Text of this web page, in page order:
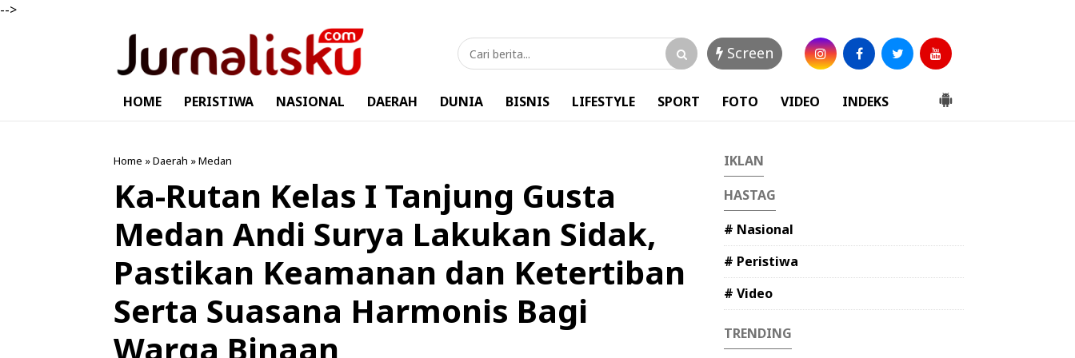
-->
Screen
HOME PERISTIWA NASIONAL DAERAH DUNIA BISNIS LIFESTYLE SPORT FOTO VIDEO INDEKS
Home »Daerah »Medan
Ka-Rutan Kelas I Tanjung Gusta
Medan Andi Surya Lakukan Sidak,
Pastikan Keamanan dan Ketertiban
Serta Suasana Harmonis Bagi
Warga Binaan
IKLAN
HASTAG
# Nasional
# Peristiwa
# Video
TRENDING